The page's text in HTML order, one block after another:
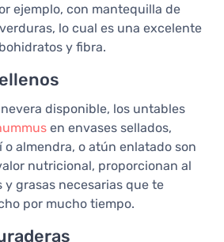
ejemplo, con mantequilla de
lo cual es una excelente
y fibra.
disponible, los untables
en envases sellados,
almendra, o atún enlatado son
nutricional, proporcionan al
grasas necesarias que te
por mucho tiempo.